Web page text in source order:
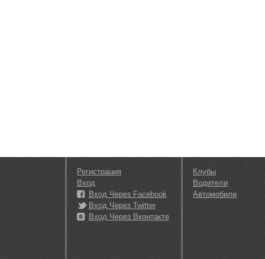
Регистрация
Вход
Вход Через Facebook
Вход Через Twitter
Вход Через Вконтакте
Клубы
Водители
Автомобили